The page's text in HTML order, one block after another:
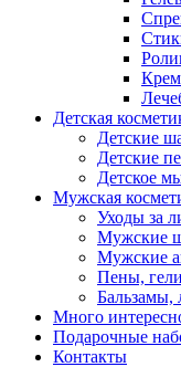
Детская
Детские
Детские
Детское
Мужская
Уходы за
Мужские
Мужские
Пены,
Бальзамы,
Много
Подарочные
Контакты